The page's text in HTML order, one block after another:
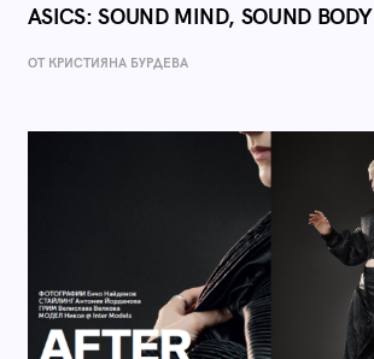
ASICS: SOUND MIND, SOUND BODY
ОТ КРИСТИЯНА БУРДЕВА